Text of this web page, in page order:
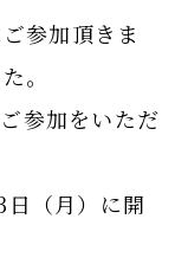
参加頂きま
。
参加をいただ
（月）に開